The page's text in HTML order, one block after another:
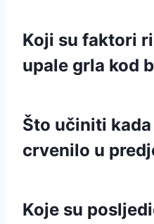
Koji su faktori
upale grla kod
Što učiniti
crvenilo u
Koje su